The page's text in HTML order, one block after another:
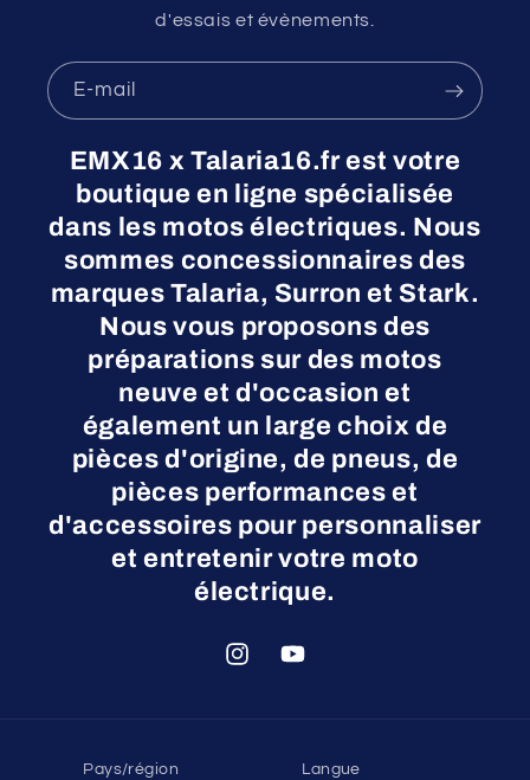
d'essais et évènements.
E-mail
EMX16 x Talaria16.fr est votre
boutique en ligne spécialisée
dans les motos électriques. Nous
sommes concessionnaires des
marques Talaria, Surron et Stark.
Nous vous proposons des
préparations sur des motos
neuve et d'occasion et
également un large choix de
pièces d'origine, de pneus, de
pièces performances et
d'accessoires pour personnaliser
et entretenir votre moto
électrique.
InstagramYouTube
Pays/région Langue